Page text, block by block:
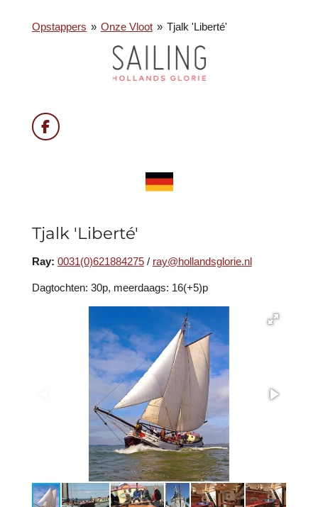
Opstappers » Onze Vloot » Tjalk 'Liberté'
F
Tjalk 'Liberté'
Ray: 0031(0)621884275/ ray@hollandsglorie.nl
Dagtochten: 30p, meerdaags: 16(+5)p